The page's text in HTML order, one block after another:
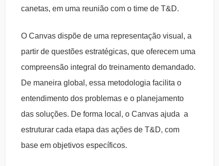
canetas, em uma reunião com o time de T&D.
O Canvas dispõe de uma representação visual, a
partir de questões estratégicas, que oferecem uma
compreensão integral do treinamento demandado.
De maneira global, essa metodologia facilita o
entendimento dos problemas e o planejamento
das soluções. De forma local, o Canvas ajuda a
estruturar cada etapa das ações de T&D, com
base em objetivos específicos.